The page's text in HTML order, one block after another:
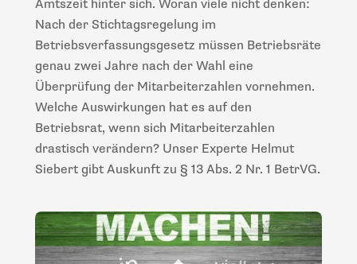
Amtszeit hinter sich. Woran viele nicht denken:
Nach der Stichtagsregelung im
Betriebsverfassungsgesetz müssen Betriebsräte
genau zwei Jahre nach der Wahl eine
Überprüfung der Mitarbeiterzahlen vornehmen.
Welche Auswirkungen hat es auf den
Betriebsrat, wenn sich Mitarbeiterzahlen
drastisch verändern? Unser Experte Helmut
Siebert gibt Auskunft zu § 13 Abs. 2 Nr. 1 BetrVG.